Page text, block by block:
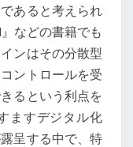
あると考えられ
などの書籍でも
ンはその分散型
ントロールを受
るという利点を
ますデジタル化
呈する中で、特